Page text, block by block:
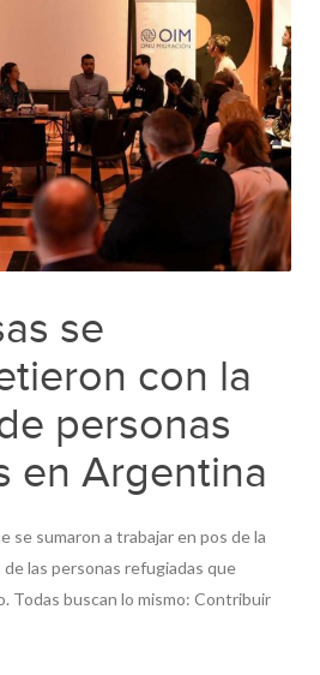
se
con la
personas
en Argentina
se sumaron a trabajar en pos de la
las personas refugiadas que
Todas buscan lo mismo: Contribuir